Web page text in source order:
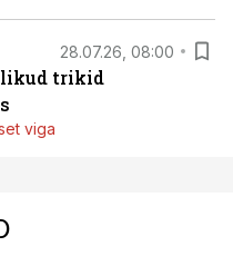
28.07.26, 08:00
trikid
viga